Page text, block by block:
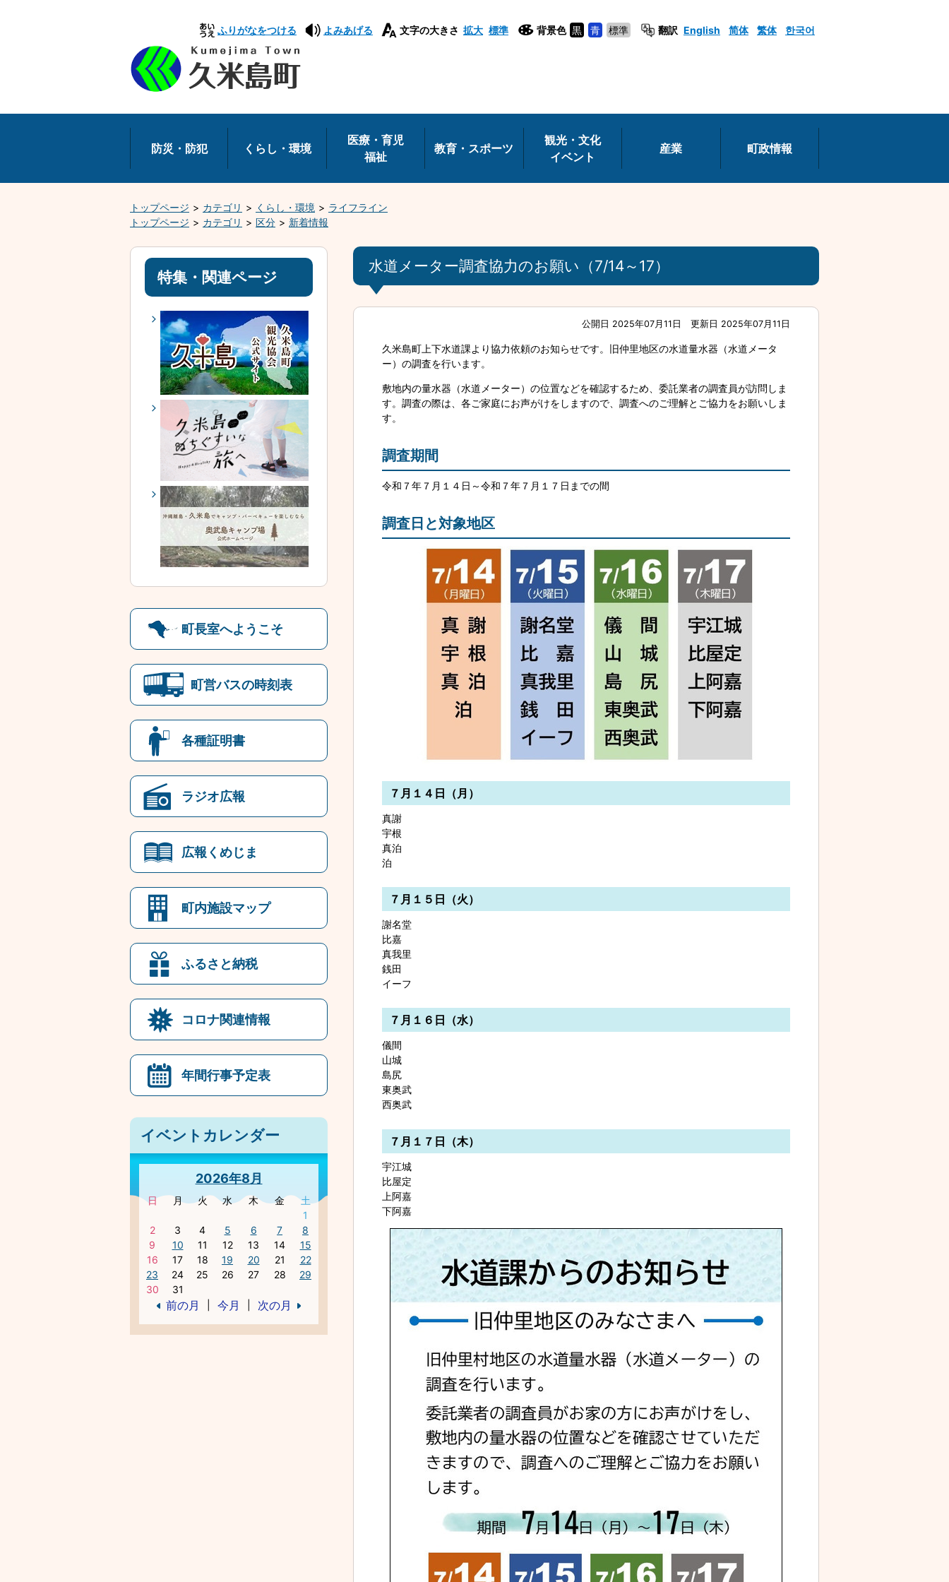
本
文
へ
移
動
ふりがなをつける よみあげる 文字の大きさ 拡大 標準 背景色 黒 青 標準 翻訳 English 简体 繁体 한국어
防災・防犯 くらし・環境
医療・育児
福祉
教育・スポーツ
観光・文化
イベント
産業 町政情報
トップページ カテゴリ くらし・環境
ライフライン
トップページ
カテゴリ 区分 新着情報
水道メーター調査協力のお願い（7/14～17）
公開日 2025年07月11日 更新日 2025年07月11日
久米島町上下水道課より協力依頼のお知らせです。旧仲里地区の水道量水器（水道メータ
ー）の調査を行います。
敷地内の量水器（水道メーター）の位置などを確認するため、委託業者の調査員が訪問しま
す。調査の際は、各ご家庭にお声がけをしますので、調査へのご理解とご協力をお願いしま
す。
調査期間
令和７年７月１４日～令和７年７月１７日までの間
調査日と対象地区
７月１４日（月）
真謝
宇根
真泊
泊
７月１５日（火）
謝名堂
比嘉
真我里
銭田
イーフ
７月１６日（水）
儀間
山城
島尻
東奥武
西奥武
７月１７日（木）
宇江城
比屋定
上阿嘉
下阿嘉
特集・関連ページ
町長室へようこそ
町営バスの時刻表
各種証明書
ラジオ広報
広報くめじま
町内施設マップ
ふるさと納税
コロナ関連情報
年間行事予定表
イベントカレンダー
2026年8月
日 月 火 水 木 金
土
1
2
3 4 5 6 7
8
9
10 11 12 13 14
15
16
17 18 19 20 21
22
23
24 25 26 27 28
29
30
31
前の月 今月 次の月